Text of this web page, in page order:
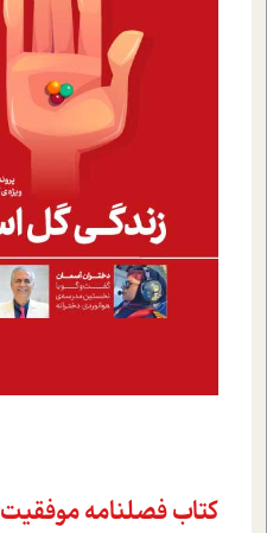
کتاب فصلنامه موفقیت 450